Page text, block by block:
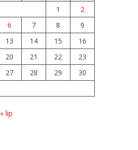
Upały groźne dla
zwierząt. Weterynaria
apeluje
04.08.2026
Wiata Wielkopolska.
Dotacje nawet do 300
1
2
6 7 8
9
13 14 15
16
20 21 22
23
27 28 29
30
« lip